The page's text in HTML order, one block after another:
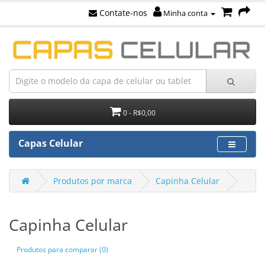
Contate-nos Minha conta
0 - R$0,00
Capas Celular
Produtos por marca Capinha Celular
Capinha Celular
Produtos para comparar (0)